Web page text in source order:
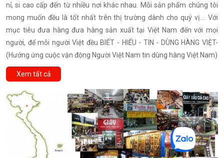
nỉ, si cao cấp đến từ nhiều nơi khác nhau. Mỗi sản phẩm chúng tôi
mong muốn đều là tốt nhất trên thị trường dành cho quý vị.... Với
mục tiêu đưa hàng đưa hàng sản xuất tại Việt Nam đến với mọi
người, để mỗi người Việt đều BIẾT - HIỂU - TIN - DÙNG HÀNG VIỆT-
(Hưởng ứng cuộc vận động Người Việt Nam tin dùng hàng Việt Nam)
Xem tất cả